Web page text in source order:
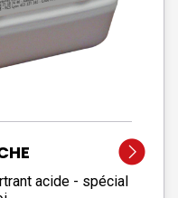
acide - spécial